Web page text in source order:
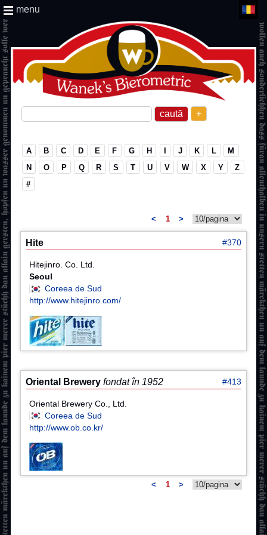
+
menu
A B C D E F G H I J K L
M
N
O P Q R S T U V W X Y
Z
#
< 1 >
Hite #370
Hitejinro. Co. Ltd.
Seoul
Coreea de Sud
http://www.hitejinro.com/
Oriental Brewery fondat în 1952 #413
Oriental Brewery Co., Ltd.
Coreea de Sud
http://www.ob.co.kr/
< 1 >